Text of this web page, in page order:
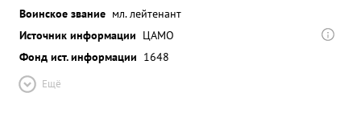
Воинское звание мл. лейтенант
Источник информации ЦАМО
Фонд ист. информации 1648
Ещё